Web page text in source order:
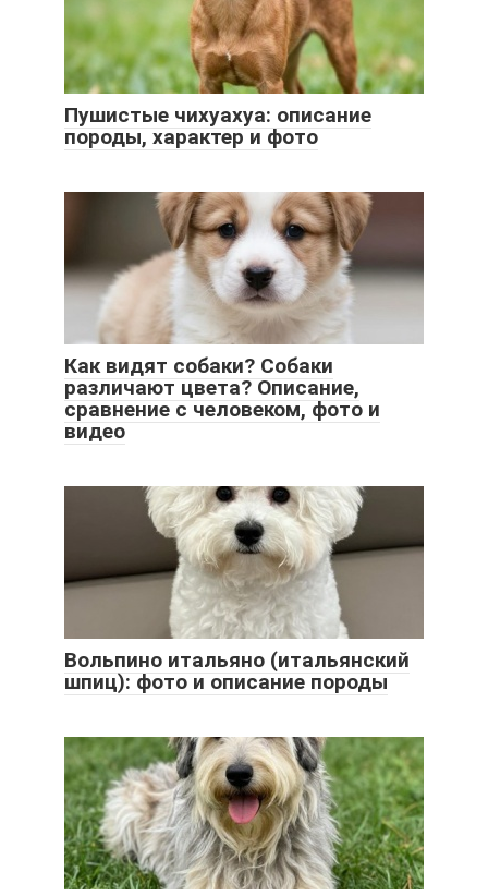
Пушистые чихуахуа: описание
породы, характер и фото
Как видят собаки? Собаки
различают цвета? Описание,
сравнение с человеком, фото и
видео
Вольпино итальяно (итальянский
шпиц): фото и описание породы